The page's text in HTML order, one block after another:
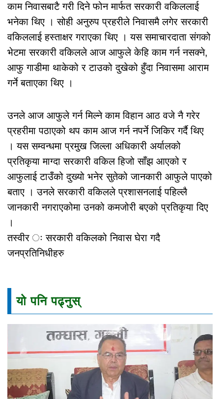
काम निवासबाटै गरी दिने फोन मार्फत सरकारी वकिललाई
भनेका थिए । सोही अनुरुप प्रहरीले निवासमै लगेर सरकारी
वकिललाई हस्ताक्षर गराएका थिए । यस समाचारदाता संगको
भेटमा सरकारी वकिलले आज आफुले केहि काम गर्न नसक्ने,
आफु गाडीमा थाकेको र टाउको दुखेको हुँदा निवासमा आराम
गर्ने बताएका थिए ।
उनले आज आफुले गर्न मिल्ने काम विहान आठ वजे नै गरेर
प्रहरीमा पठाएको थप काम आज गर्न नपर्ने जिकिर गर्दै थिए
। यस सम्वन्धमा प्रमुख जिल्ला अधिकारी अर्यालको
प्रतिकृया माग्दा सरकारी वकिल हिजो साँझ आएको र
आफुलाई टाउँको दुख्यो भनेर सुतेको जानकारी आफुले पाएको
बताए । उनले सरकारी वकिलले प्रशासनलाई पहिल्लै
जानकारी नगराएकोमा उनको कमजोरी बएको प्रतिकृया दिए
।
तस्वीर ः सरकारी वकिलको निवास घेरा गदै
जनप्रतिनिधीहरु
यो पनि पढ्नुस्